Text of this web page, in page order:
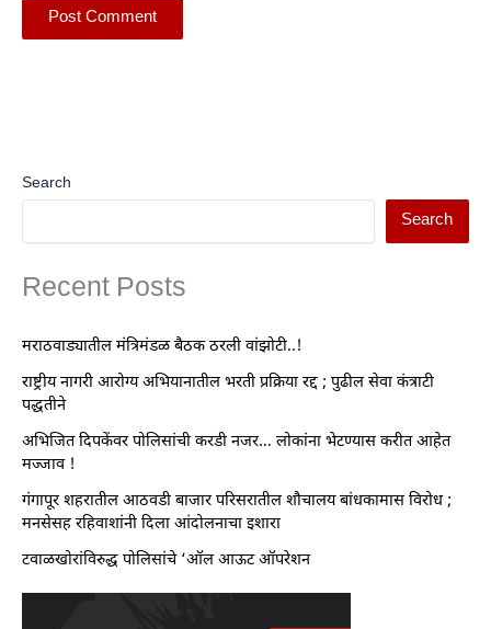
Search
Search
Recent Posts
मराठवाड्यातील मंत्रिमंडळ बैठक ठरली वांझोटी..!
राष्ट्रीय नागरी आरोग्य अभियानातील भरती प्रक्रिया रद्द ; पुढील सेवा कंत्राटी
पद्धतीने
अभिजित दिपकेंवर पोलिसांची करडी नजर… लोकांना भेटण्यास करीत आहेत
मज्जाव !
गंगापूर शहरातील आठवडी बाजार परिसरातील शौचालय बांधकामास विरोध ;
मनसेसह रहिवाशांनी दिला आंदोलनाचा इशारा
टवाळखोरांविरुद्ध पोलिसांचे ‘ऑल आऊट ऑपरेशन